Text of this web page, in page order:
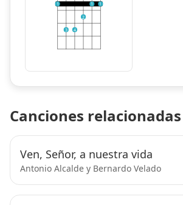
1
3 4
2
1 1
Canciones relacionadas
Ven, Señor, a nuestra vida
Antonio Alcalde y Bernardo Velado